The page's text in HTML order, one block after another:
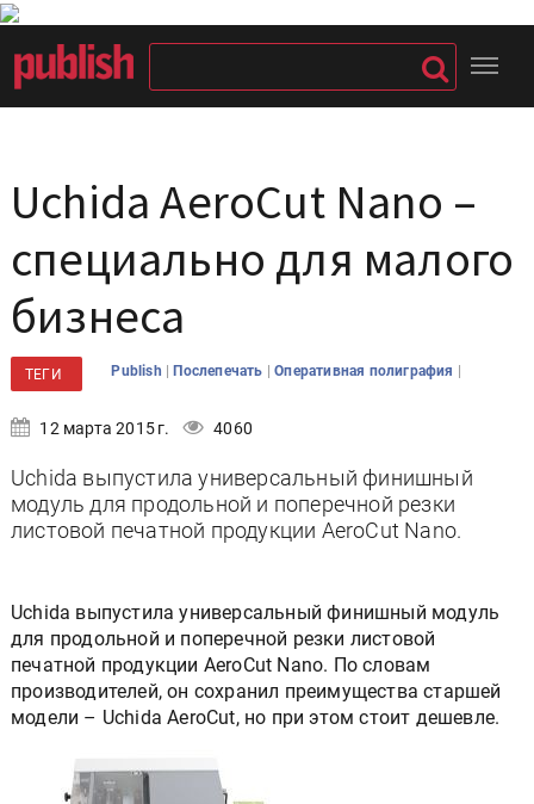
Uchida AeroCut Nano –
специально для малого
бизнеса
ТЕГИ Publish |Послепечать |Оперативная полиграфия |
12 марта 2015 г. 4060
Uchida выпустила универсальный финишный
модуль для продольной и поперечной резки
листовой печатной продукции AeroCut Nano.
Uchida выпустила универсальный финишный модуль
для продольной и поперечной резки листовой
печатной продукции AeroCut Nano. По словам
производителей, он сохранил преимущества старшей
модели – Uchida AeroCut, но при этом стоит дешевле.